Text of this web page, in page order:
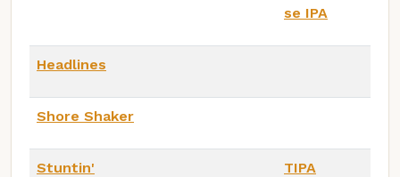
se IPA
Headlines
Shore Shaker
Stuntin' TIPA